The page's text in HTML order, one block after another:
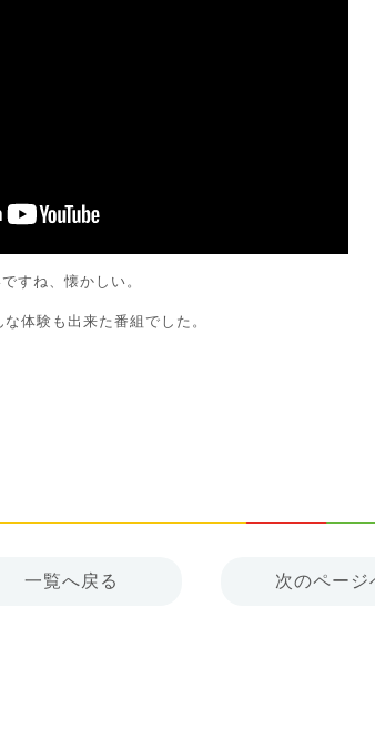
すね、懐かしい。
体験も出来た番組でした。
一覧へ戻る 次のページ